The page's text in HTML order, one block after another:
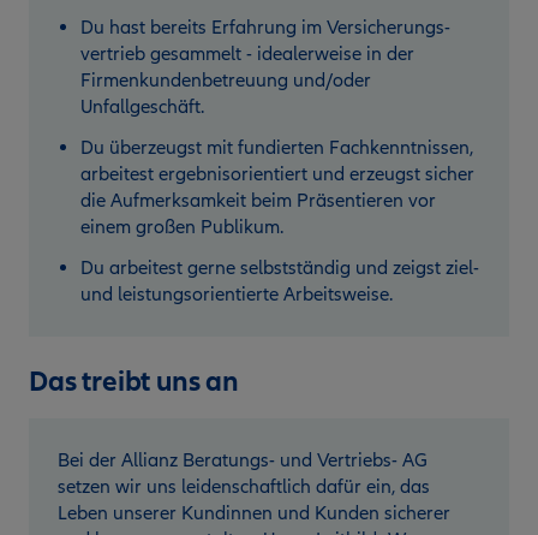
Du hast bereits Erfahrung im Versicherungs­
vertrieb gesammelt - idealerweise in der
Firmenkundenbetreuung und/oder
Unfallgeschäft.
Du überzeugst mit fundierten Fachkenntnissen,
arbeitest ergebnisorientiert und erzeugst sicher
die Aufmerksamkeit beim Präsentieren vor
einem großen Publikum.
Du arbeitest gerne selbstständig und zeigst ziel-
und leistungsorientierte Arbeitsweise.
Das treibt uns an
Bei der Allianz Beratungs- und Vertriebs- AG
setzen wir uns leidenschaftlich dafür ein, das
Leben unserer Kundinnen und Kunden sicherer